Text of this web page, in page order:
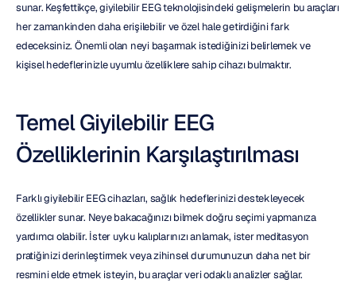
sunar. Keşfettikçe, giyilebilir EEG teknolojisindeki gelişmelerin bu araçları
her zamankinden daha erişilebilir ve özel hale getirdiğini fark
edeceksiniz. Önemli olan neyi başarmak istediğinizi belirlemek ve
kişisel hedeflerinizle uyumlu özelliklere sahip cihazı bulmaktır.
Temel Giyilebilir EEG
Özelliklerinin Karşılaştırılması
Farklı giyilebilir EEG cihazları, sağlık hedeflerinizi destekleyecek
özellikler sunar. Neye bakacağınızı bilmek doğru seçimi yapmanıza
yardımcı olabilir. İster uyku kalıplarınızı anlamak, ister meditasyon
pratiğinizi derinleştirmek veya zihinsel durumunuzun daha net bir
resmini elde etmek isteyin, bu araçlar veri odaklı analizler sağlar.